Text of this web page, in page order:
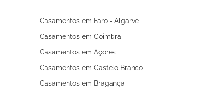
Casamentos em Faro - Algarve
Casamentos em Coimbra
Casamentos em Açores
Casamentos em Castelo Branco
Casamentos em Bragança